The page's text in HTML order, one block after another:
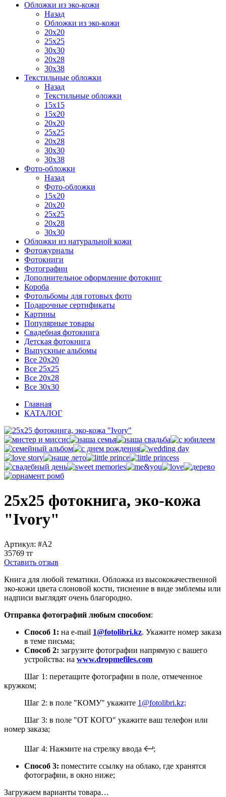
Обложки из эко-кожи
Назад
Обложки из эко-кожи
20х20
25х25
30х30
20х28
30х38
Текстильные обложки
Назад
Текстильные обложки
15х15
15х20
20х20
25х25
20х28
30х30
30х38
Фото-обложки
Назад
Фото-обложки
15x20
20х20
25х25
20х28
30х30
Обложки из натуральной кожи
Фотожурналы
Фотокниги
Фотографии
Дополнительное оформление фотокниг
Короба
Фотольбомы для готовых фото
Подарочные сертификаты
Картины
Популярные товары
Свадебная фотокнига
Детская фотокнига
Выпускные альбомы
Все 20х20
Все 25х25
Все 20х28
Все 30х30
Главная
КАТАЛОГ
25х25 фотокнига, эко-кожа
"Ivory"
Артикул: #A2
35769 тг
Оставить отзыв
Книга для любой тематики. Обложка из высококачественной
эко-кожи цвета слоновой кости, тиснение в виде эмблемы или
надписи выглядят очень благородно.
Отправка фотографий любым способом:
Способ 1: на e-mail 1@fotolibri.kz. Укажите номер заказа
в теме письма;
Способ 2: загрузите фотографии напрямую с вашего
устройства: на www.dropmefiles.com
Шаг 1: перетащите фотографии в поле, отмеченное
кружком;
Шаг 2: в поле "КОМУ" укажите 1@fotolibri.kz;
Шаг 3: в поле "ОТ КОГО" укажите ваш телефон или
номер заказа;
Шаг 4: Нажмите на стрелку ввода
;
Способ 3: поместите ссылку на облако, где хранятся
фотографии, в окно ниже;
Загружаем варианты товара…